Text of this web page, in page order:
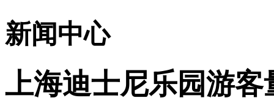
新闻中心
上海迪士尼乐园游